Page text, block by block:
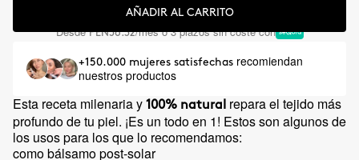
AÑADIR AL CARRITO
DesdePEN56.32/mes o 3 plazos sin coste con
+150.000 mujeres satisfechas recomiendan
nuestros productos
Esta receta milenaria y 100% natural repara el tejido más
profundo de tu piel. ¡Es un todo en 1! Estos son algunos de
los usos para los que lo recomendamos:
como bálsamo post-solar